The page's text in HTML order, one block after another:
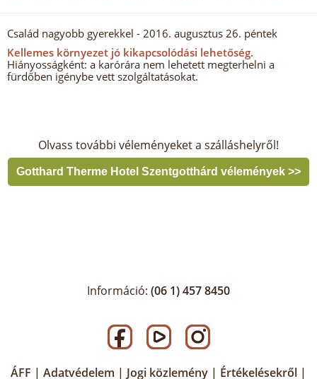
Család nagyobb gyerekkel - 2016. augusztus 26. péntek
Kellemes környezet jó kikapcsolódási lehetőség.
Hiányosságként: a karórára nem lehetett megterhelni a
fürdőben igénybe vett szolgáltatásokat.
Olvass további véleményeket a szálláshelyről!
Gotthard Therme Hotel Szentgotthárd vélemények >>
Információ: (06 1) 457 8450
ÁFF | Adatvédelem | Jogi közlemény | Értékelésekről |